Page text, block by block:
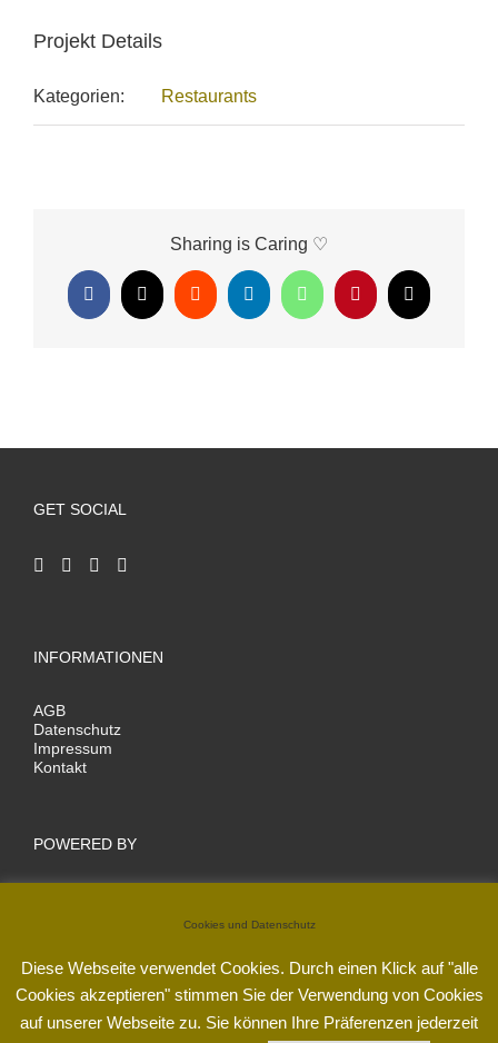
Projekt Details
Kategorien: Restaurants
Sharing is Caring ♡
Facebook
X Reddit LinkedInWhatsAppPinterestE-
Mail
GET SOCIAL
INFORMATIONEN
AGB
Datenschutz
Impressum
Kontakt
POWERED BY
Cookies und Datenschutz
Diese Webseite verwendet Cookies. Durch einen Klick auf "alle
Cookies akzeptieren" stimmen Sie der Verwendung von Cookies
auf unserer Webseite zu. Sie können Ihre Präferenzen jederzeit